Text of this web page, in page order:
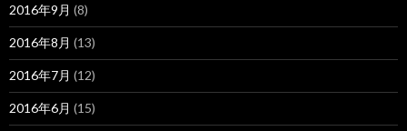
2016年9月 (8)
2016年8月 (13)
2016年7月 (12)
2016年6月 (15)